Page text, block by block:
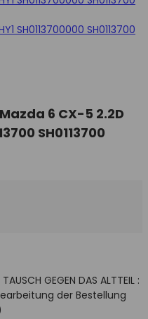
6 CX-5 2.2D
SH0113700
GEGEN DAS ALTTEIL :
der Bestellung